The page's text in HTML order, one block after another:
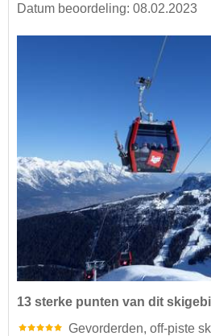
Datum beoordeling: 08.02.2023
13 sterke punten van dit
Gevorderden, off-piste